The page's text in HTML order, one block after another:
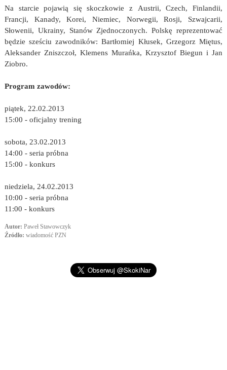
Na starcie pojawią się skoczkowie z Austrii, Czech, Finlandii,
Francji, Kanady, Korei, Niemiec, Norwegii, Rosji, Szwajcarii,
Słowenii, Ukrainy, Stanów Zjednoczonych. Polskę reprezentować
będzie sześciu zawodników: Bartłomiej Kłusek, Grzegorz Miętus,
Aleksander Zniszczoł, Klemens Murańka, Krzysztof Biegun i Jan
Ziobro.
Program zawodów:
piątek, 22.02.2013
15:00 - oficjalny trening
sobota, 23.02.2013
14:00 - seria próbna
15:00 - konkurs
niedziela, 24.02.2013
10:00 - seria próbna
11:00 - konkurs
Autor: Paweł Stawowczyk
Źródło: wiadomość PZN